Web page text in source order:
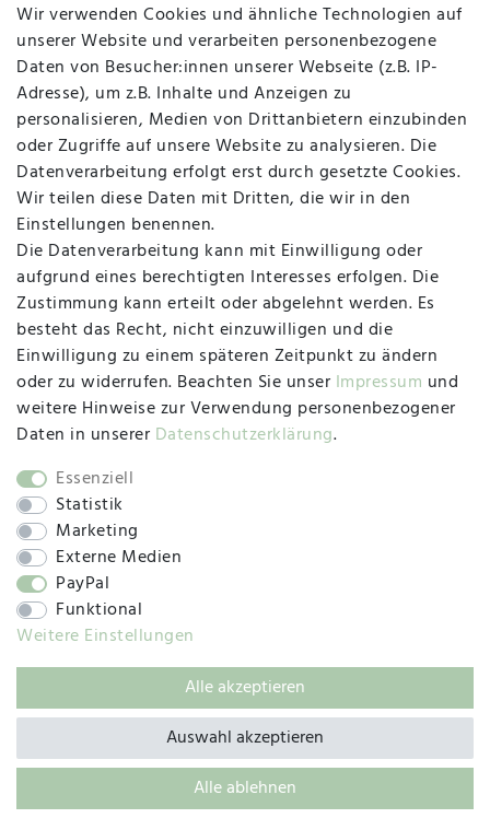
Widerruf
Vertrag widerrufen Kontakt
MAPALI VOR ORT
Herzogstraße 10
47533 Kleve
Montag, Dienstag, Donnerstag, Freitag
09:00 Uhr bis 13:00 Uhr
Mittwoch
09:00 Uhr bis 12:00 Uhr
SOCIAL
© 2019 – 2025 SILC GmbH
Wir verwenden Cookies und ähnliche Technologien auf
unserer Website und verarbeiten personenbezogene
Daten von Besucher:innen unserer Webseite (z.B. IP-
Adresse), um z.B. Inhalte und Anzeigen zu
personalisieren, Medien von Drittanbietern einzubinden
oder Zugriffe auf unsere Website zu analysieren. Die
Datenverarbeitung erfolgt erst durch gesetzte Cookies.
Wir teilen diese Daten mit Dritten, die wir in den
Einstellungen benennen.
Die Datenverarbeitung kann mit Einwilligung oder
aufgrund eines berechtigten Interesses erfolgen. Die
Zustimmung kann erteilt oder abgelehnt werden. Es
besteht das Recht, nicht einzuwilligen und die
Einwilligung zu einem späteren Zeitpunkt zu ändern
oder zu widerrufen. Beachten Sie unser Impressum und
weitere Hinweise zur Verwendung personenbezogener
Daten in unserer Daten­schutz­erklärung.
Essenziell
Statistik
Marketing
Externe Medien
PayPal
Funktional
Weitere Einstellungen
Alle akzeptieren
Alle ablehnen
Auswahl akzeptieren
BACK TO TOP